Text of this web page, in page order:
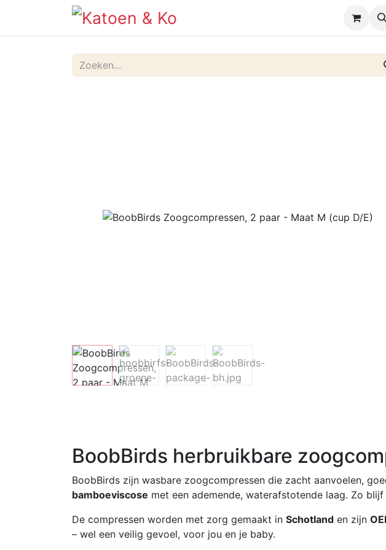
BoobBirds herbruikbare
BoobBirds zijn wasbare zoogcompressen die zacht aanvoelen,
bamboeviscose met een ademende, waterafstotende laag. Zo
De compressen worden met zorg gemaakt in Schotland en zijn
– wel een veilig gevoel, voor jou en je baby.